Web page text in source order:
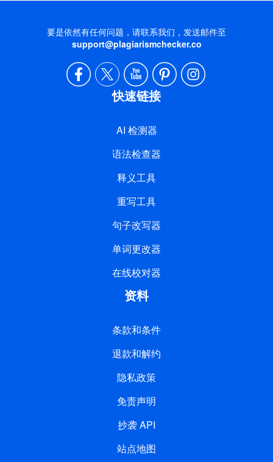
要是依然有任何问题，请联系我们，发送邮件至
support@plagiarismchecker.co
快速链接
AI 检测器
语法检查器
释义工具
重写工具
句子改写器
单词更改器
在线校对器
资料
条款和条件
退款和解约
隐私政策
免责声明
抄袭 API
站点地图